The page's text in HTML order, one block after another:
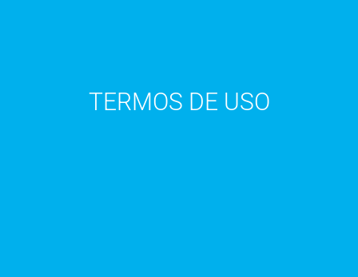
TERMOS DE USO